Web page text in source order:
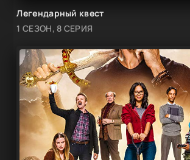
Легендарный квест
1 СЕЗОН, 8 СЕРИЯ